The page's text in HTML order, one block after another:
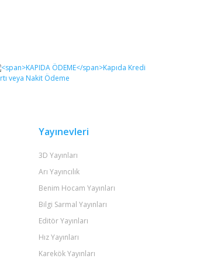
Yayınevleri
3D Yayınları
Arı Yayıncılık
Benim Hocam Yayınları
Bilgi Sarmal Yayınları
Editör Yayınları
Hız Yayınları
Karekök Yayınları